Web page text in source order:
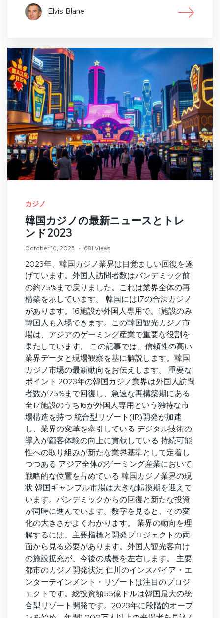
Elvis Blane
カジノ
韓国カジノの最新ニュースとトレ
ンド2023
October 10, 2025 681 Views
2023年、韓国カジノ業界は目覚ましい回復を遂
げています。外国人訪問者数はパンデミック前
の約75%まで戻りました。これは業界全体の再
構築を示しています。 韓国には17の合法カジノ
があります。16施設が外国人専用で、1施設のみ
韓国人も入場できます。この韓国観光カジノ市
場は、アジアのゲーミング産業で重要な役割を
果たしています。 この記事では、信頼性の高い
業界データと現場観察を基に解説します。韓国
カジノ市場の最新動向をお伝えします。 重要な
ポイント 2023年の韓国カジノ業界は外国人訪問
者数が75%まで回復し、急速な再構築期にある
全17施設のうち16が外国人専用という独特な市
場構造を持つ 統合型リゾート(IR)開発が加速
し、業界の変革を牽引している デジタル技術の
導入が顧客体験の向上に貢献している 持続可能
性への取り組みが新たな業界基準として定着し
つつある アジア全体のゲーミング産業において
戦略的な位置を占めている 韓国カジノ業界の現
状 韓国ギャンブル市場は大きな転換期を迎えて
います。パンデミックからの回復と新たな投資
が同時に進んでいます。数字を見ると、その変
化の大きさがよくわかります。 業界の動向を理
解するには、主要指標と開発プロジェクトの両
面から見る必要があります。外国人観光客向け
の施設拡充が、今後の成長を左右します。 主要
都市のカジノ開発状況 仁川のインスパイア・エ
ンターテインメント・リゾートは注目のプロジ
ェクトです。総投資額55億ドルは韓国最大の統
合型リゾート開発です。2023年に段階的オープ